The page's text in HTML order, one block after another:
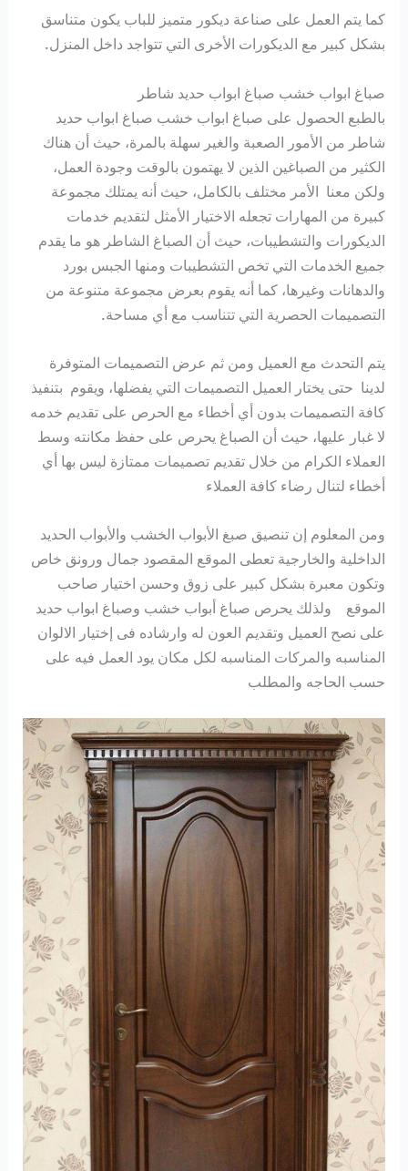
كما يتم العمل على صناعة ديكور متميز للباب يكون متناسق
بشكل كبير مع الديكورات الأخرى التي تتواجد داخل المنزل.
صباغ ابواب خشب صباغ ابواب حديد شاطر
بالطبع الحصول على صباغ ابواب خشب صباغ ابواب حديد
شاطر من الأمور الصعبة والغير سهلة بالمرة، حيث أن هناك
الكثير من الصباغين الذين لا يهتمون بالوقت وجودة العمل،
ولكن معنا الأمر مختلف بالكامل، حيث أنه يمتلك مجموعة
كبيرة من المهارات تجعله الاختيار الأمثل لتقديم خدمات
الديكورات والتشطيبات، حيث أن الصباغ الشاطر هو ما يقدم
جميع الخدمات التي تخص التشطيبات ومنها الجبس بورد
والدهانات وغيرها، كما أنه يقوم بعرض مجموعة متنوعة من
التصميمات الحصرية التي تتناسب مع أي مساحة.
يتم التحدث مع العميل ومن ثم عرض التصميمات المتوفرة
لدينا حتى يختار العميل التصميمات التي يفضلها، ويقوم بتنفيذ
كافة التصميمات بدون أي أخطاء مع الحرص على تقديم خدمه
لا غبار عليها، حيث أن الصباغ يحرص على حفظ مكانته وسط
العملاء الكرام من خلال تقديم تصميمات ممتازة ليس بها أي
أخطاء لتنال رضاء كافة العملاء
ومن المعلوم إن تنصيق صبغ الأبواب الخشب والأبواب الحديد
الداخلية والخارجية تعطى الموقع المقصود جمال ورونق خاص
وتكون معبرة بشكل كبير على زوق وحسن اختيار صاحب
الموقع ولذلك يحرص صباغ أبواب خشب وصباغ ابواب حديد
على نصح العميل وتقديم العون له وارشاده فى إختيار الالوان
المناسبه والمركات المناسبه لكل مكان يود العمل فيه على
حسب الحاجه والمطلب